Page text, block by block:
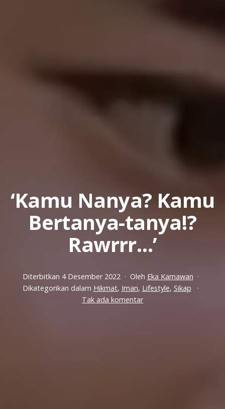
‘Kamu Nanya? Kamu
Bertanya-tanya!?
Rawrrr…’
Diterbitkan 4 Desember 2022 Oleh Eka Karnawan
Dikategorikan dalam Hikmat, Iman, Lifestyle, Sikap
Tak ada komentarpada